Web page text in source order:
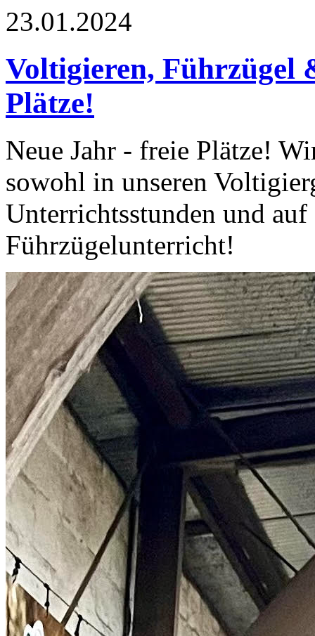
23.01.2024
Voltigieren, Führzügel
Plätze!
Neue Jahr - freie Plätze!
sowohl in unseren
Unterrichtsstunden und
Führzügelunterricht!